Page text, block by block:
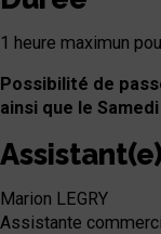
1 heure maximun
Possibilité de
ainsi que le Samedi
Marion LEGRY
Assistante